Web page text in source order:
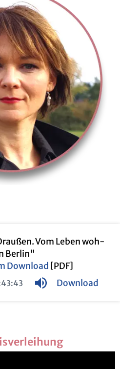
Vom Leben woh­
Ber­lin"
Down­load [PDF]
Down­load